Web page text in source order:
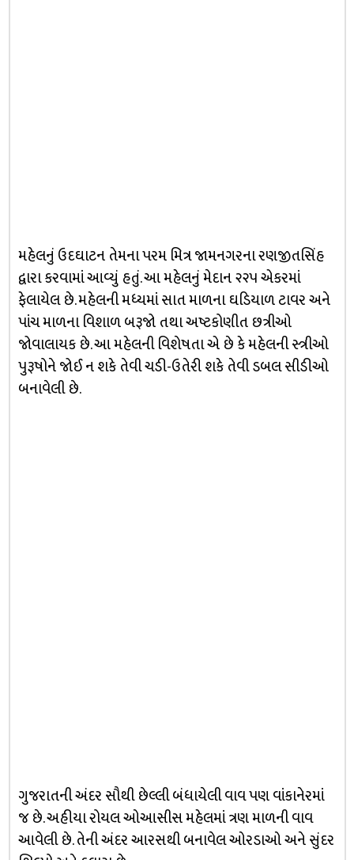
મહેલનું ઉદઘાટન તેમના પરમ મિત્ર જામનગરના રણજીતસિંહ
દ્વારા કરવામાં આવ્યું હતું. આ મહેલનું મેદાન ૨૨૫ એકરમાં
ફેલાયેલ છે. મહેલની મધ્યમાં સાત માળના ઘડિયાળ ટાવર અને
પાંચ માળના વિશાળ બરૂજો તથા અષ્ટકોણીત છત્રીઓ
જોવાલાયક છે. આ મહેલની વિશેષતા એ છે કે મહેલની સ્ત્રીઓ
પુરૂષોને જોઈ ન શકે તેવી ચડી-ઉતેરી શકે તેવી ડબલ સીડીઓ
બનાવેલી છે.
ગુજરાતની અંદર સૌથી છેલ્લી બંધાયેલી વાવ પણ વાંકાનેરમાં
જ છે. અહીયા રોયલ ઓઆસીસ મહેલમાં ત્રણ માળની વાવ
આવેલી છે. તેની અંદર આરસથી બનાવેલ ઓરડાઓ અને સુંદર